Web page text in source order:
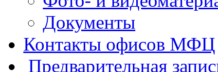
Документы
Контакты офисов МФЦ
Предварительная